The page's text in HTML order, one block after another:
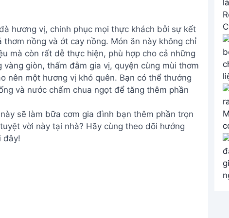
hương vị, chinh phục mọi thực khách bởi sự kết
nồng và ớt cay nồng. Món ăn này không chỉ
mà còn rất dễ thực hiện, phù hợp cho cả những
giòn, thấm đẫm gia vị, quyện cùng mùi thơm
nên một hương vị khó quên. Bạn có thể thưởng
và nước chấm chua ngọt để tăng thêm phần
sẽ làm bữa cơm gia đình bạn thêm phần trọn
vời này tại nhà? Hãy cùng theo dõi hướng
đây!